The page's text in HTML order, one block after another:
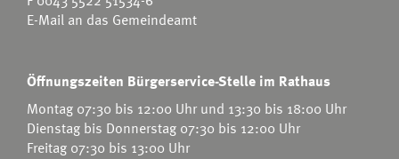
E-Mail an das Gemeindeamt
Öffnungszeiten Bürgerservice-Stelle im Rathaus
Montag 07:30 bis 12:00 Uhr und 13:30 bis 18:00 Uhr
Dienstag bis Donnerstag 07:30 bis 12:00 Uhr
Freitag 07:30 bis 13:00 Uhr